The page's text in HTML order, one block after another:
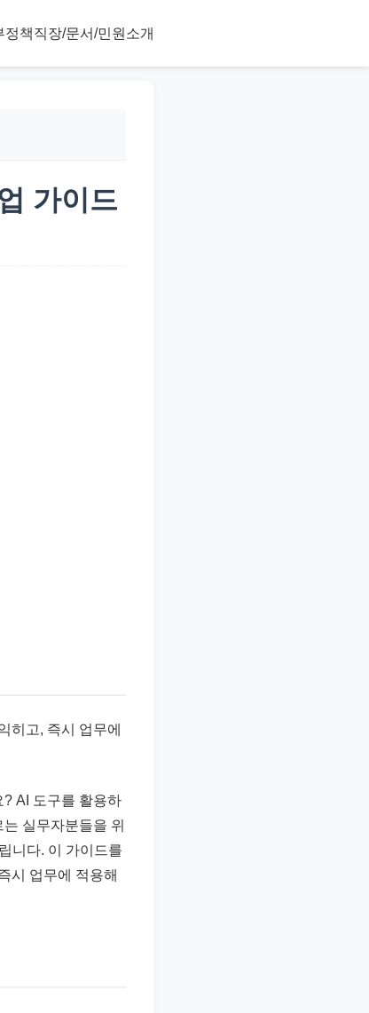
정책직장/문서/민원 소개
가이드
히고, 즉시 업무에
AI 도구를 활용하
실무자분들을 위
니다. 이 가이드를
시 업무에 적용해